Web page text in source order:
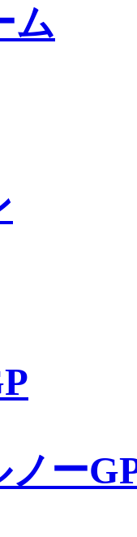
ム
ノー